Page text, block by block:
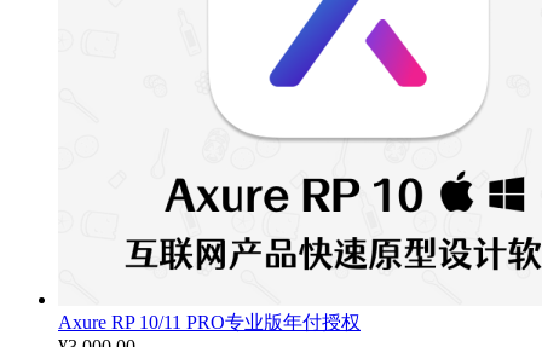
Axure RP 10/11 PRO专业版年付授权